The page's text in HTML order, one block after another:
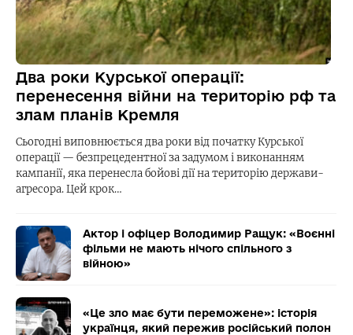
Два роки Курської операції:
перенесення війни на територію рф та
злам планів Кремля
Сьогодні виповнюється два роки від початку Курської
операції — безпрецедентної за задумом і виконанням
кампанії, яка перенесла бойові дії на територію держави-
агресора. Цей крок…
Актор і офіцер Володимир Ращук: «Воєнні
фільми не мають нічого спільного з
війною»
«Це зло має бути переможене»: історія
українця, який пережив російський полон